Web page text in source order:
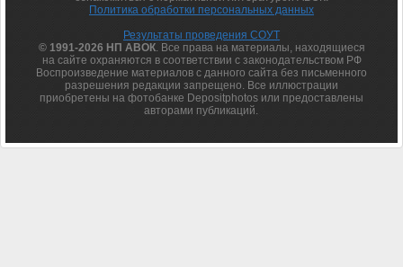
Политика обработки персональных данных
Результаты проведения СОУТ
© 1991-2026 НП АВОК. Все права на материалы, находящиеся
на сайте охраняются в соответствии с законодательством РФ
Воспроизведение материалов с данного сайта без письменного
разрешения редакции запрещено. Все иллюстрации
приобретены на фотобанке Depositphotos или предоставлены
авторами публикаций.